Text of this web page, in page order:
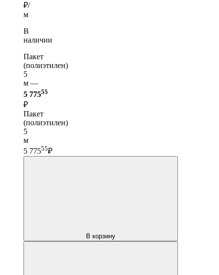
₽/
м
В
наличии
Пакет
(полиэтилен)
5
м —
5 77555
₽
Пакет
(полиэтилен)
5
м
5 77555₽
В корзину